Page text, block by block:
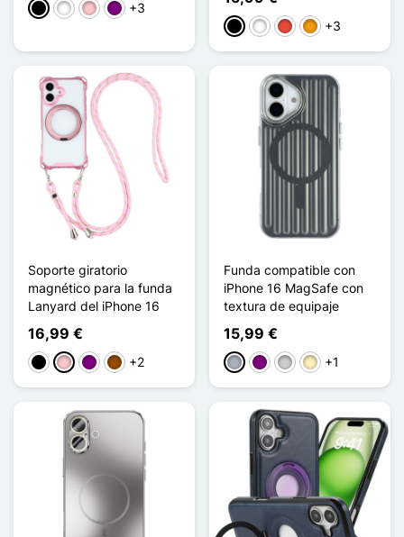
NegroBlancoRosaPúrpura
+3
NegroBlancoRojoNaranja
+3
Soporte giratorio
magnético para la funda
Lanyard del iPhone 16
16,99 €
NegroRosaPúrpuraMarrón
+2
Funda compatible con
iPhone 16 MagSafe con
textura de equipaje
15,99 €
Gris Púrpura
PlataOro +1